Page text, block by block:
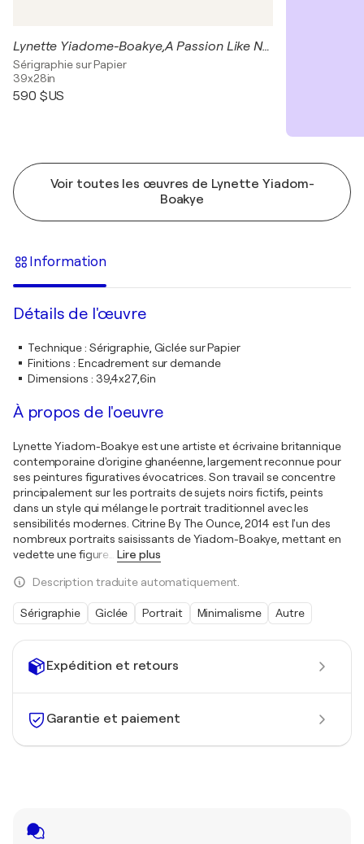
Expédition et retours
Garantie et paiement
Lynette Yiadome-Boakye,A Passion Like No Other, 2012 Collection Lonti Ebers, copyright courtesy of Lynette Yiadom-Boakye Lynette
Sérigraphie sur Papier
39x28in
590 $US
Voir toutes les œuvres de Lynette Yiadom-
Boakye
Information
Détails de l'œuvre
Technique: Sérigraphie, Giclée sur Papier
Finitions : Encadrement sur demande
Dimensions : 39,4x27,6in
À propos de l'oeuvre
Lynette Yiadom-Boakye est une artiste et écrivaine britannique
contemporaine d'origine ghanéenne, largement reconnue pour
ses peintures figuratives évocatrices. Son travail se concentre
principalement sur les portraits de sujets noirs fictifs, peints
dans un style qui mélange le portrait traditionnel avec les
sensibilités modernes. Citrine By The Ounce, 2014 est l'un des
nombreux portraits saisissants de Yiadom-Boakye, mettant en
vedette une figure
Lire plus
Description traduite automatiquement.
Sérigraphie Giclée Portrait Minimalisme Autre